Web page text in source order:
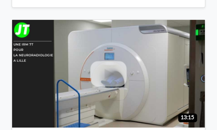
13:15